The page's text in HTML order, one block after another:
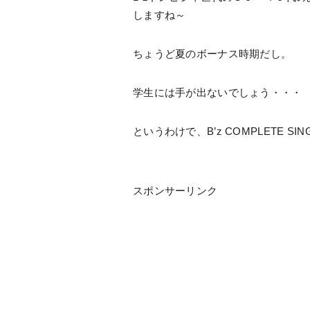
しますね～
ちょうど夏のボーナス時期だし。
学生には手が出ないでしょう・・・
というわけで、B’z COMPLETE
スポンサーリンク